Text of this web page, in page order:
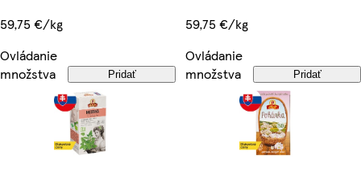
59,75 €/kg
Ovládanie
množstva
Pridať
59,75 €/kg
Ovládanie
množstva
Pridať